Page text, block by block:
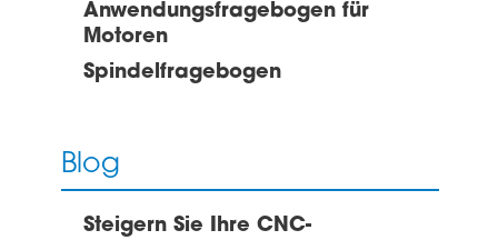
Anwendungsfragebogen für
Motoren
Spindelfragebogen
Blog
Steigern Sie Ihre CNC-